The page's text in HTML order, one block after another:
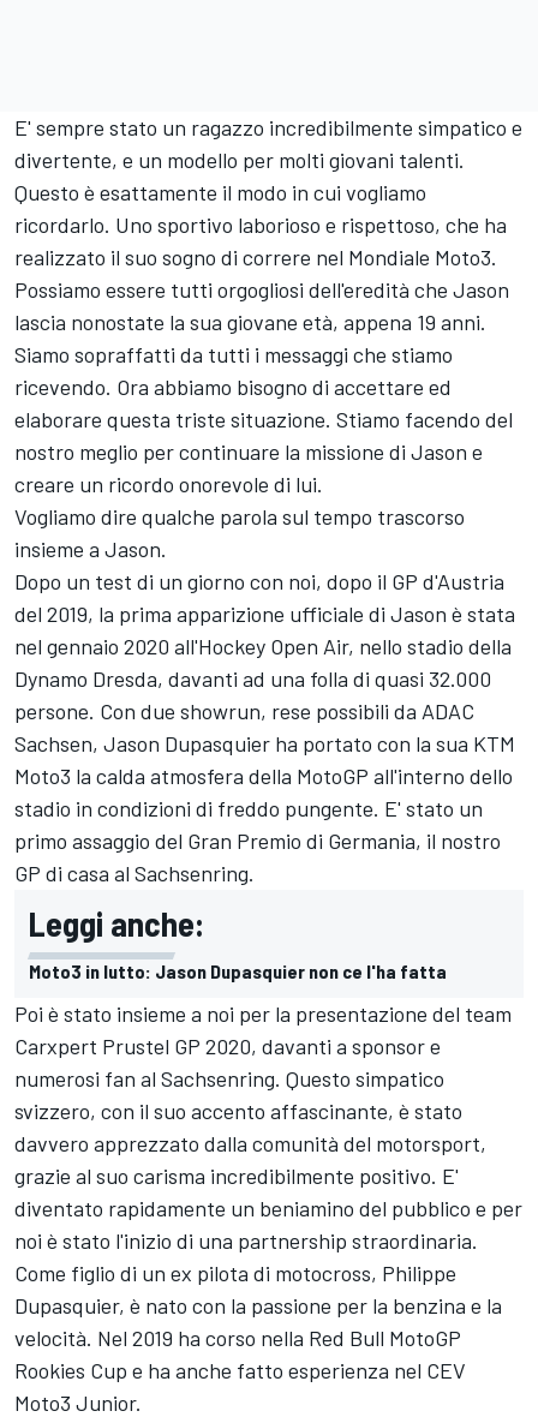
E' sempre stato un ragazzo incredibilmente simpatico e
divertente, e un modello per molti giovani talenti.
Questo è esattamente il modo in cui vogliamo
ricordarlo. Uno sportivo laborioso e rispettoso, che ha
realizzato il suo sogno di correre nel Mondiale Moto3.
Possiamo essere tutti orgogliosi dell'eredità che Jason
lascia nonostate la sua giovane età, appena 19 anni.
Siamo sopraffatti da tutti i messaggi che stiamo
ricevendo. Ora abbiamo bisogno di accettare ed
elaborare questa triste situazione. Stiamo facendo del
nostro meglio per continuare la missione di Jason e
creare un ricordo onorevole di lui.
Vogliamo dire qualche parola sul tempo trascorso
insieme a Jason.
Dopo un test di un giorno con noi, dopo il GP d'Austria
del 2019, la prima apparizione ufficiale di Jason è stata
nel gennaio 2020 all'Hockey Open Air, nello stadio della
Dynamo Dresda, davanti ad una folla di quasi 32.000
persone. Con due showrun, rese possibili da ADAC
Sachsen, Jason Dupasquier ha portato con la sua KTM
Moto3 la calda atmosfera della MotoGP all'interno dello
stadio in condizioni di freddo pungente. E' stato un
primo assaggio del Gran Premio di Germania, il nostro
GP di casa al Sachsenring.
Leggi anche:
Moto3 in lutto: Jason Dupasquier non ce l'ha fatta
Poi è stato insieme a noi per la presentazione del team
Carxpert Prustel GP 2020, davanti a sponsor e
numerosi fan al Sachsenring. Questo simpatico
svizzero, con il suo accento affascinante, è stato
davvero apprezzato dalla comunità del motorsport,
grazie al suo carisma incredibilmente positivo. E'
diventato rapidamente un beniamino del pubblico e per
noi è stato l'inizio di una partnership straordinaria.
Come figlio di un ex pilota di motocross, Philippe
Dupasquier, è nato con la passione per la benzina e la
velocità. Nel 2019 ha corso nella Red Bull MotoGP
Rookies Cup e ha anche fatto esperienza nel CEV
Moto3 Junior.